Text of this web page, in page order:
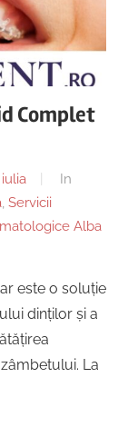
Complet
In
Servicii
Alba
este o soluție
dinților și a
La